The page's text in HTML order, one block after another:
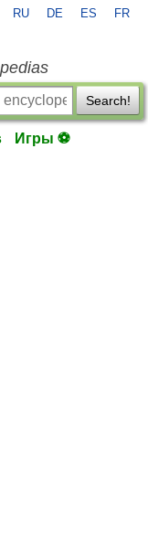
RU DE ES FR
Search!
Игры ⚽